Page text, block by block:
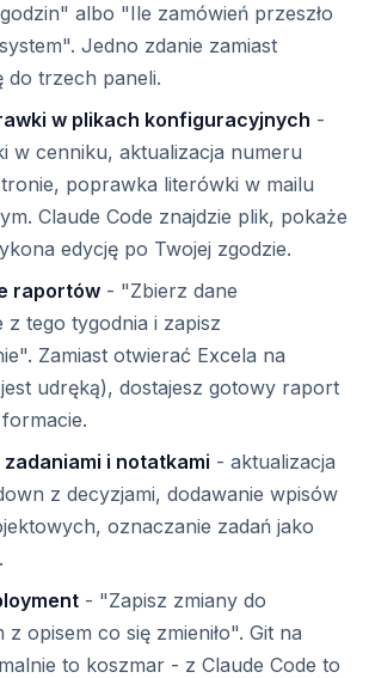
albo "Ile zamówień przeszło
Jedno zdanie zamiast
do trzech paneli.
w plikach konfiguracyjnych -
w cenniku, aktualizacja numeru
poprawka literówki w mailu
Claude Code znajdzie plik, pokaże
edycję po Twojej zgodzie.
raportów - "Zbierz dane
z tego tygodnia i zapisz
Zamiast otwierać Excela na
udręką), dostajesz gotowy raport
i notatkami - aktualizacja
z decyzjami, dodawanie wpisów
oznaczanie zadań jako
- "Zapisz zmiany do
opisem co się zmieniło". Git na
to koszmar - z Claude Code to